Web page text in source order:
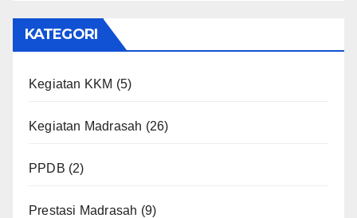
KATEGORI
Kegiatan KKM (5)
Kegiatan Madrasah (26)
PPDB (2)
Prestasi Madrasah (9)